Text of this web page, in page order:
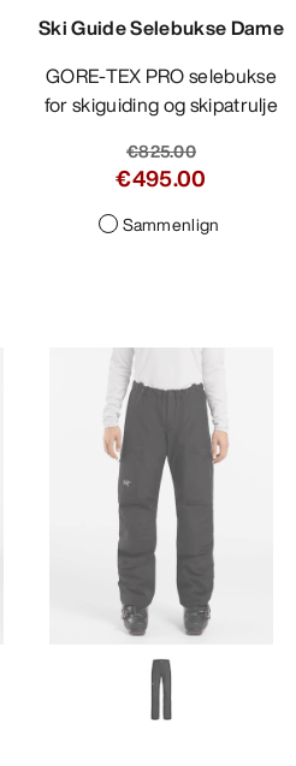
Ski Guide Selebukse Dame
GORE-TEX PRO selebukse
for skiguiding og skipatrulje
€825.00
€495.00
Sammenlign